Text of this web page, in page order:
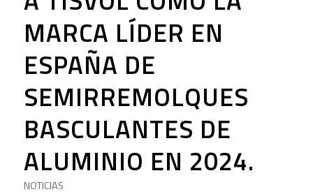
MARCA LÍDER EN
ESPAÑA DE
SEMIRREMOLQUES
BASCULANTES DE
ALUMINIO EN 2024.
NOTICIAS